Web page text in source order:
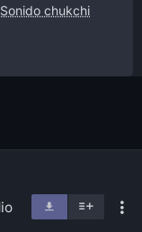
chukchi